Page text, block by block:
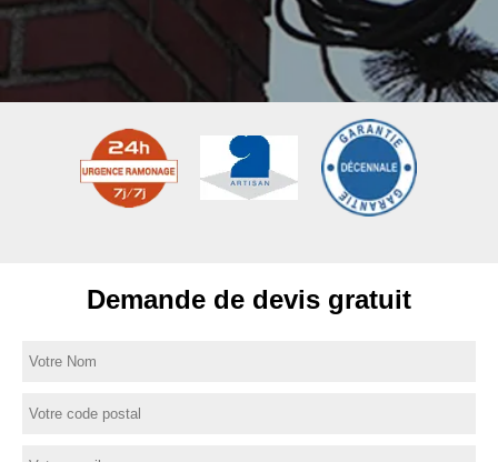
Demande de devis gratuit